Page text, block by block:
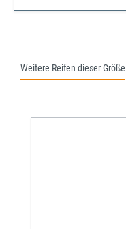
Weitere Reifen dieser Größe